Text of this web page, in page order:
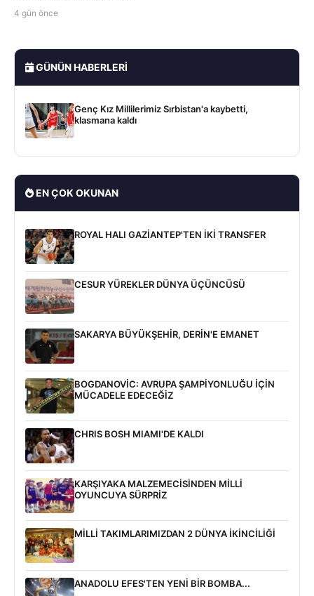
4 gün önce
GÜNÜN HABERLERI
Genç Kız Millilerimiz Sırbistan'a kaybetti,
klasmana kaldı
EN ÇOK OKUNAN
ROYAL HALI GAZİANTEP'TEN İKİ TRANSFER
CESUR YÜREKLER DÜNYA ÜÇÜNCÜSÜ
SAKARYA BÜYÜKŞEHİR, DERİN'E EMANET
BOGDANOVİC: AVRUPA ŞAMPİYONLUĞU İÇİN
MÜCADELE EDECEĞİZ
CHRIS BOSH MIAMI'DE KALDI
KARŞIYAKA MALZEMECİSİNDEN MİLLİ
OYUNCUYA SÜRPRİZ
MİLLİ TAKIMLARIMIZDAN 2 DÜNYA İKİNCİLİĞİ
ANADOLU EFES'TEN YENİ BİR BOMBA...